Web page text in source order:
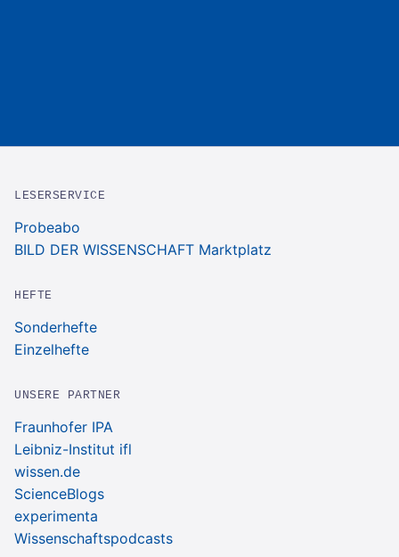
LESERSERVICE
Probeabo
BILD DER WISSENSCHAFT Marktplatz
HEFTE
Sonderhefte
Einzelhefte
UNSERE PARTNER
Fraunhofer IPA
Leibniz-Institut ifl
wissen.de
ScienceBlogs
experimenta
Wissenschaftspodcasts